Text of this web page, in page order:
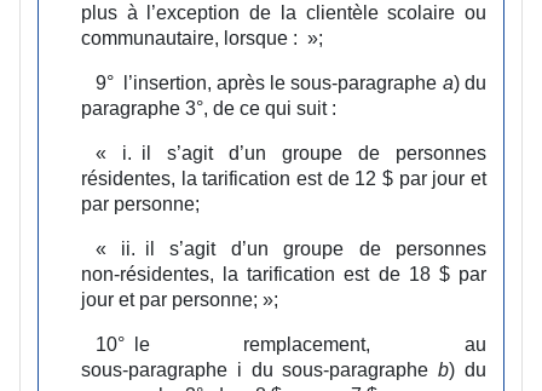
plus à l’exception de la clientèle scolaire ou
communautaire, lorsque : »;
9° l’insertion, après le sous‑paragraphe a) du
paragraphe 3°, de ce qui suit :
« i. il s’agit d’un groupe de personnes
résidentes, la tarification est de 12 $ par jour et
par personne;
« ii. il s’agit d’un groupe de personnes
non‑résidentes, la tarification est de 18 $ par
jour et par personne; »;
10° le remplacement, au
sous‑paragraphe i du sous‑paragrapheb) du